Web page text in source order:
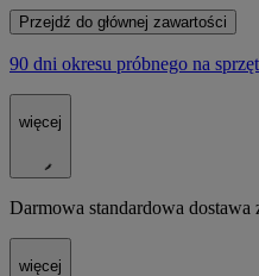
Przejdź do głównej zawartości
90 dni okresu próbnego na
więcej
Darmowa standardowa
więcej